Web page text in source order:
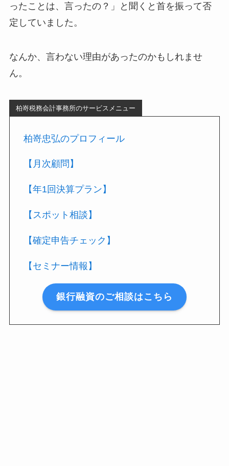
ったことは、言ったの？」と聞くと首を振って否
定していました。
なんか、言わない理由があったのかもしれませ
ん。
柏嵜税務会計事務所のサービスメニュー
柏嵜忠弘のプロフィール
【月次顧問】
【年1回決算プラン】
【スポット相談】
【確定申告チェック】
【セミナー情報】
銀行融資のご相談はこちら